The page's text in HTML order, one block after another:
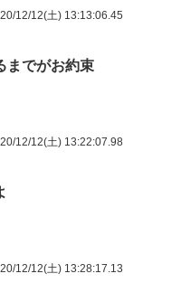
12/12(土) 13:13:06.45
までがお約束
12/12(土) 13:22:07.98
12/12(土) 13:28:17.13